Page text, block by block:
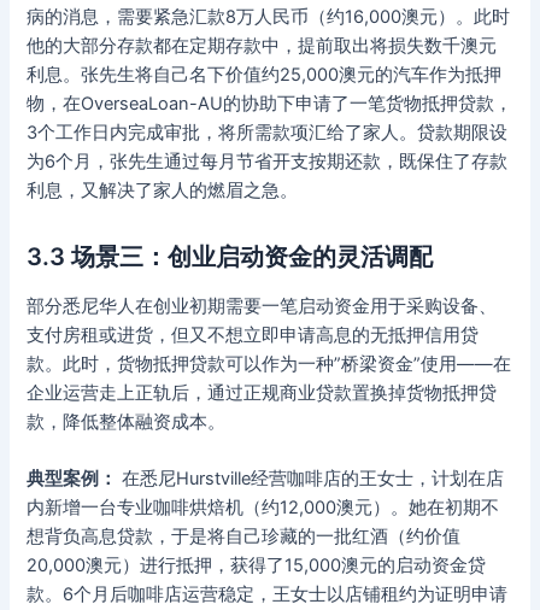
病的消息，需要紧急汇款8万人民币（约16,000澳元）。此时
他的大部分存款都在定期存款中，提前取出将损失数千澳元
利息。张先生将自己名下价值约25,000澳元的汽车作为抵押
物，在OverseaLoan-AU的协助下申请了一笔货物抵押贷款，
3个工作日内完成审批，将所需款项汇给了家人。贷款期限设
为6个月，张先生通过每月节省开支按期还款，既保住了存款
利息，又解决了家人的燃眉之急。
3.3 场景三：创业启动资金的灵活调配
部分悉尼华人在创业初期需要一笔启动资金用于采购设备、
支付房租或进货，但又不想立即申请高息的无抵押信用贷
款。此时，货物抵押贷款可以作为一种”桥梁资金”使用——在
企业运营走上正轨后，通过正规商业贷款置换掉货物抵押贷
款，降低整体融资成本。
典型案例： 在悉尼Hurstville经营咖啡店的王女士，计划在店
内新增一台专业咖啡烘焙机（约12,000澳元）。她在初期不
想背负高息贷款，于是将自己珍藏的一批红酒（约价值
20,000澳元）进行抵押，获得了15,000澳元的启动资金贷
款。6个月后咖啡店运营稳定，王女士以店铺租约为证明申请